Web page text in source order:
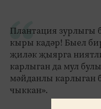
Плантация зурлыгы
кыры кадәр! Быел
җиләк җыярга
карлыган да мул
мәйданлы карлыган
чыккан».